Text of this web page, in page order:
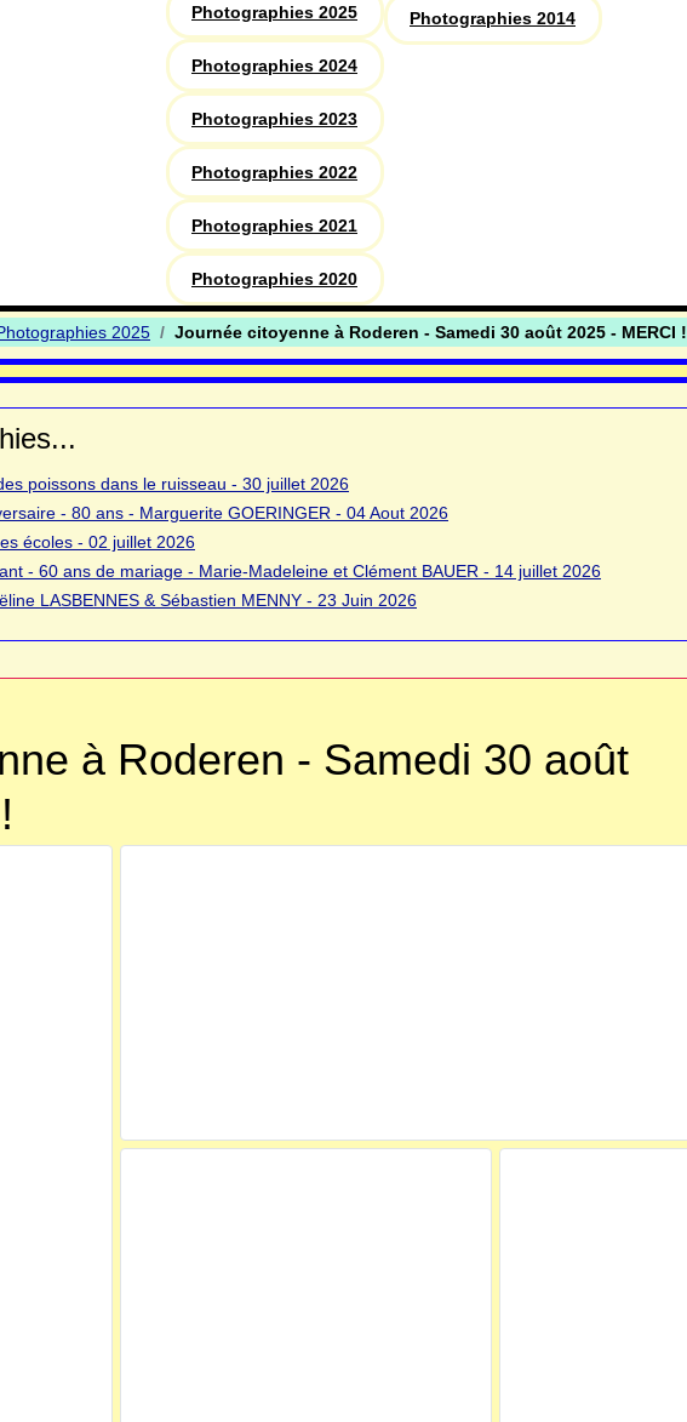
Photographies 2025
Photographies 2024
Photographies 2023
Photographies 2022
Photographies 2021
Photographies 2020
Photographies 2014
2025 Journée citoyenne à Roderen - Samedi 30 août 2025 - MERCI !
poissons dans le ruisseau - 30 juillet 2026
- 80 ans - Marguerite GOERINGER - 04 Aout 2026
écoles - 02 juillet 2026
- 60 ans de mariage - Marie-Madeleine et Clément BAUER - 14 juillet 2026
LASBENNES & Sébastien MENNY - 23 Juin 2026
à Roderen - Samedi 30 août